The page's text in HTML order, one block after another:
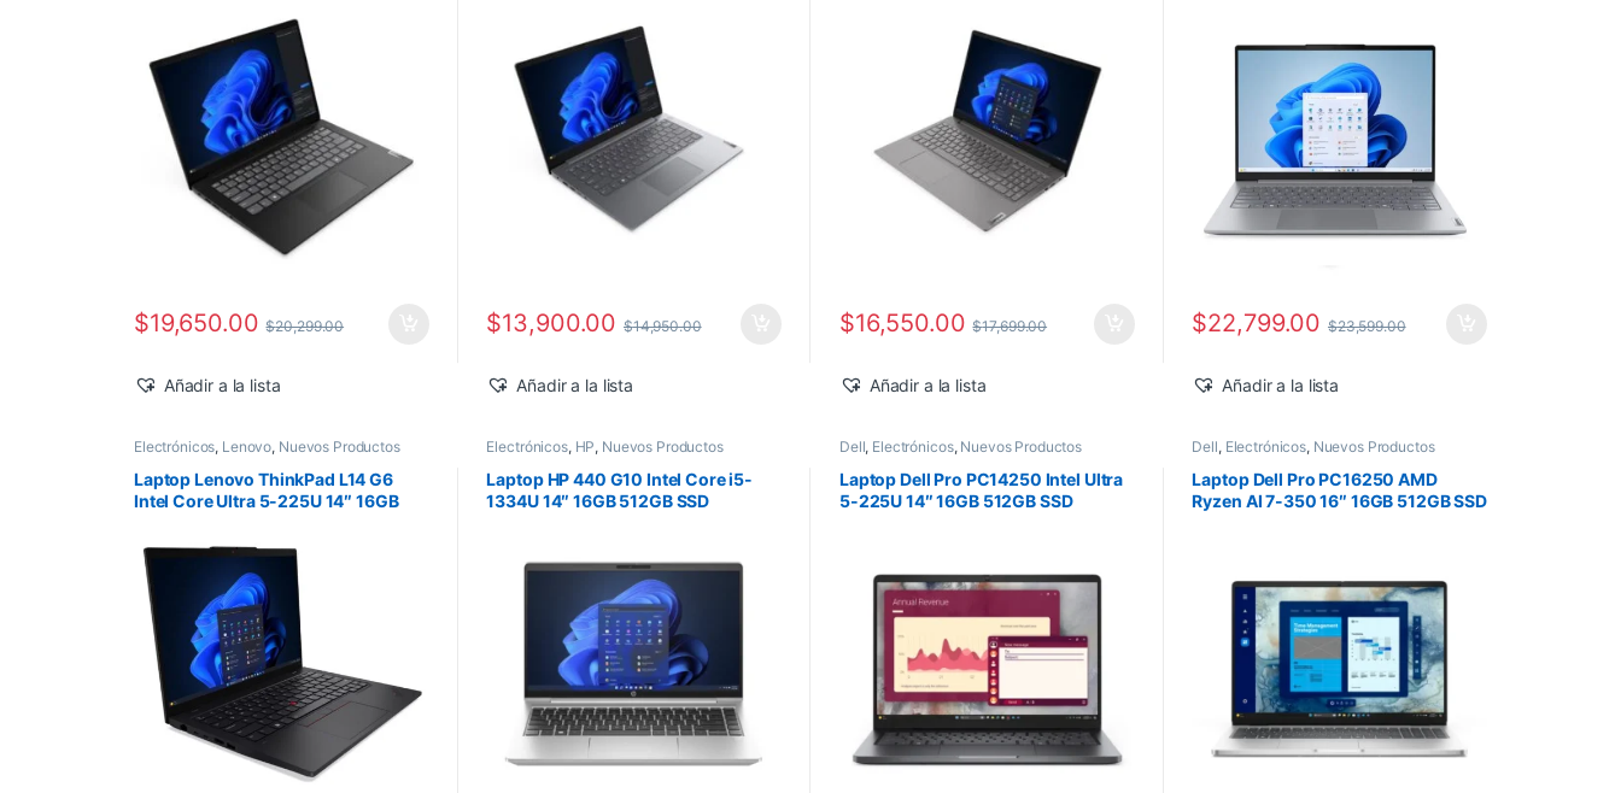
$19,650.00 $20,299.00
Añadir a la lista
$13,900.00 $14,950.00
Añadir a la lista
$16,550.00 $17,699.00
Añadir a la lista
$22,799.00 $23,599.00
Añadir a la lista
Electrónicos, Lenovo, Nuevos Productos
Laptop Lenovo ThinkPad L14 G6
Intel Core Ultra 5-225U 14″ 16GB
Electrónicos, HP, Nuevos Productos
Laptop HP 440 G10 Intel Core i5-
1334U 14″ 16GB 512GB SSD
Dell, Electrónicos, Nuevos Productos
Laptop Dell Pro PC14250 Intel Ultra
5-225U 14″ 16GB 512GB SSD
Dell, Electrónicos, Nuevos Productos
Laptop Dell Pro PC16250 AMD
Ryzen AI 7-350 16″ 16GB 512GB SSD